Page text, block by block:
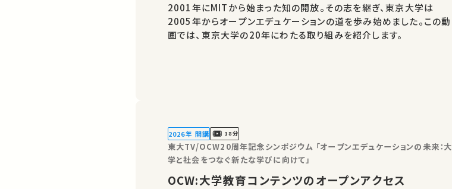
2001年にMITから始まった知の開放。その志を継ぎ、東京大学は
2005年からオープンエデュケーションの道を歩み始めました。この動
画では、東京大学の20年にわたる取り組みを紹介します。
2026年 開講 18分
東大TV/OCW20周年記念シンポジウム 「オープンエデュケーションの未来：大
学と社会をつなぐ新たな学びに向けて」
OCW:大学教育コンテンツのオープンアクセス